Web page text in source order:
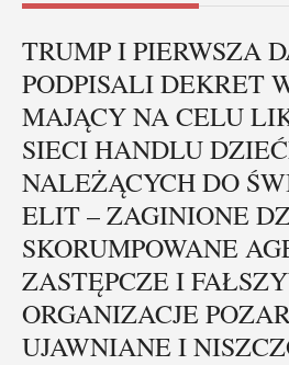
TRUMP I PIERWSZA
PODPISALI DEKRET
MAJĄCY NA CELU
SIECI HANDLU
NALEŻĄCYCH DO
ELIT – ZAGINIONE
SKORUMPOWANE
ZASTĘPCZE I
ORGANIZACJE
UJAWNIANE I